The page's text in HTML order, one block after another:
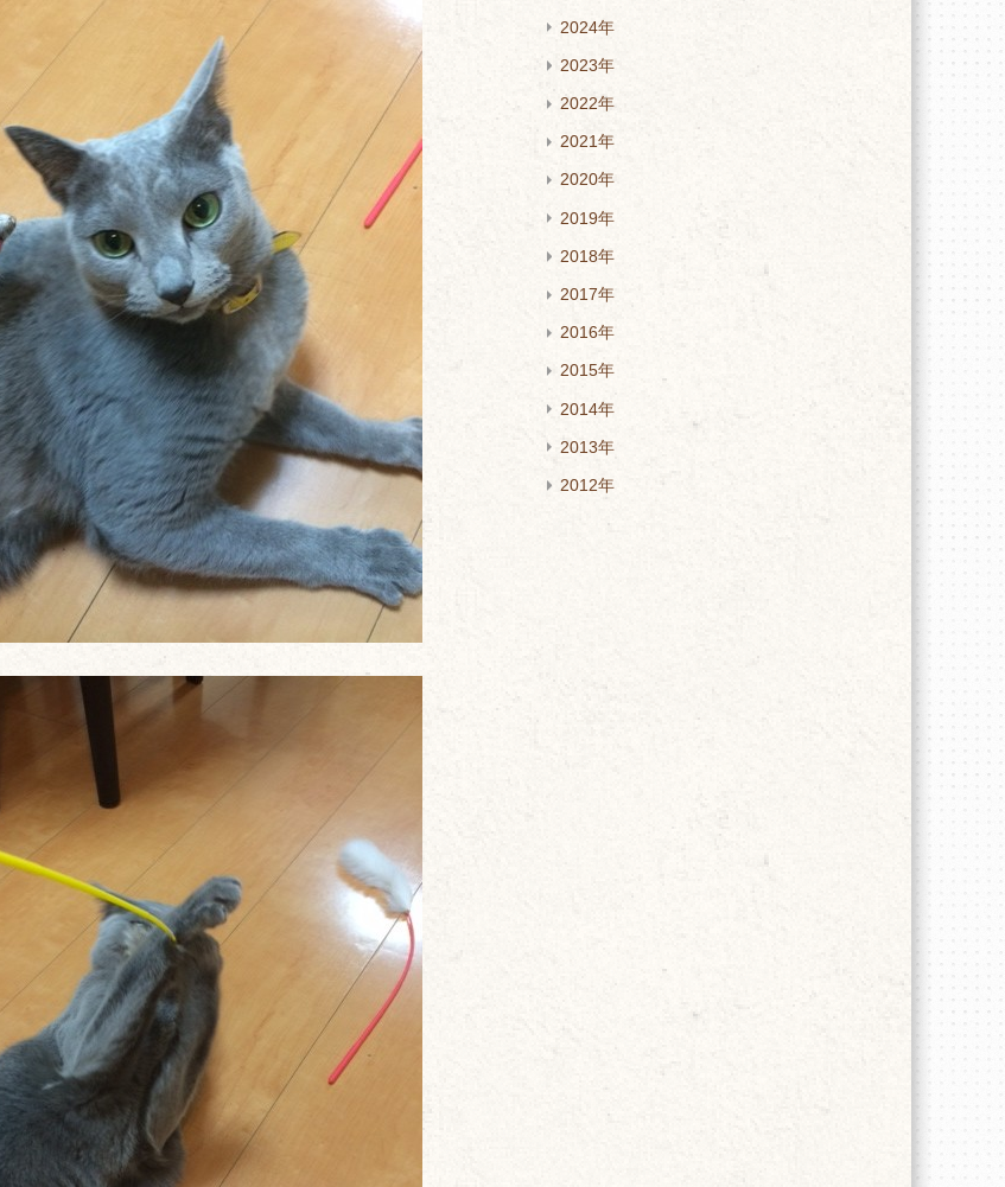
2024年
2023年
2022年
2021年
2020年
2019年
2018年
2017年
2016年
2015年
2014年
2013年
2012年